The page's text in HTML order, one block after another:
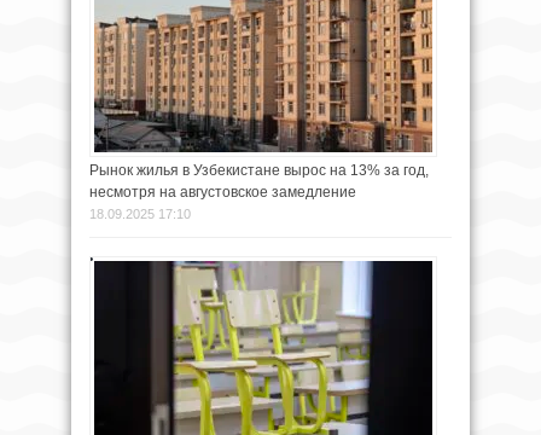
Рынок жилья в Узбекистане вырос на 13% за год,
несмотря на августовское замедление
18.09.2025 17:10